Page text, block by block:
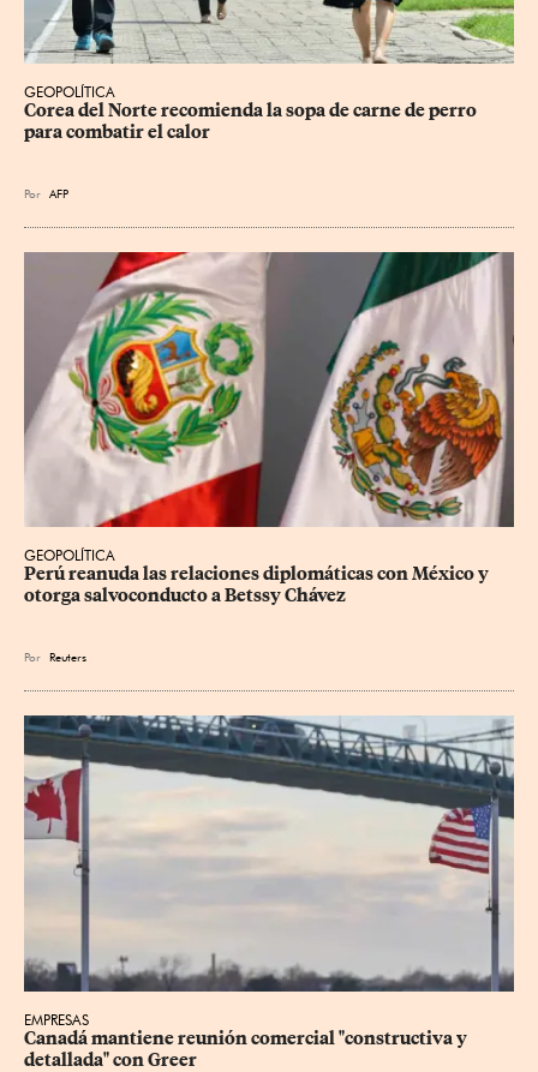
GEOPOLÍTICA
Corea del Norte recomienda la sopa de carne de perro
para combatir el calor
Por AFP
GEOPOLÍTICA
Perú reanuda las relaciones diplomáticas con México y
otorga salvoconducto a Betssy Chávez
Por Reuters
EMPRESAS
Canadá mantiene reunión ‌comercial "constructiva y
detallada" con Greer